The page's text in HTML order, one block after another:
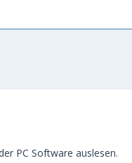
PC Software auslesen.